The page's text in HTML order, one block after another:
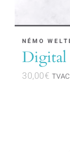
NÉMO
30,00€ TVAC